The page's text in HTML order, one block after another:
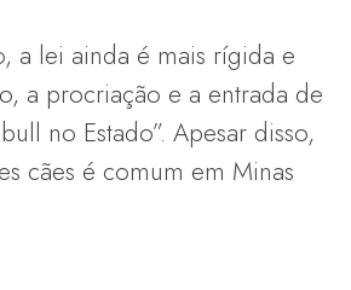
a lei ainda é mais rígida e
a procriação e a entrada de
no Estado”. Apesar disso,
cães é comum em Minas